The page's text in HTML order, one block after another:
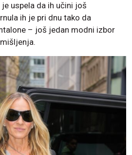
uspela da ih učini još
ih je pri dnu tako da
– još jedan modni izbor